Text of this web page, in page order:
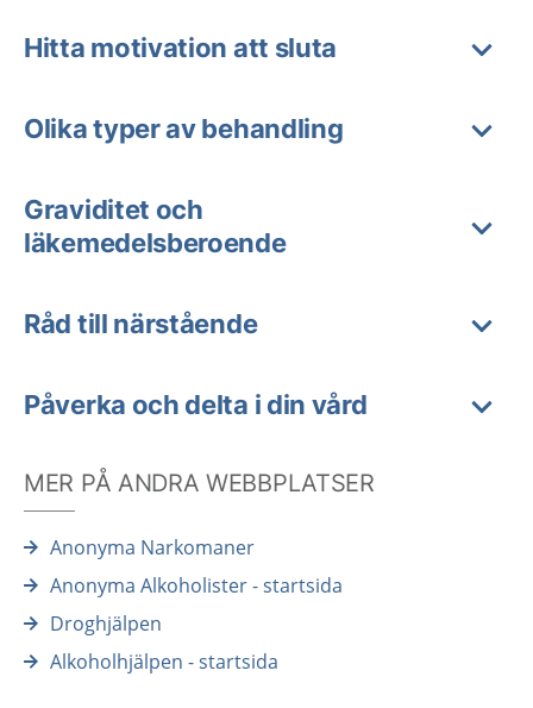
Hitta motivation att sluta
Olika typer av behandling
Graviditet och
läkemedelsberoende
Råd till närstående
Påverka och delta i din vård
MER PÅ ANDRA WEBBPLATSER
Anonyma Narkomaner
Anonyma Alkoholister - startsida
Droghjälpen
Alkoholhjälpen - startsida